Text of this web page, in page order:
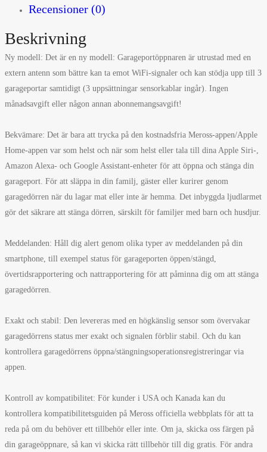
Recensioner (0)
Beskrivning
Ny modell: Det är en ny modell: Garageportöppnaren är utrustad med en
extern antenn som bättre kan ta emot WiFi-signaler och kan stödja upp till 3
garageportar samtidigt (3 uppsättningar sensorkablar ingår). Ingen
månadsavgift eller någon annan abonnemangsavgift!
Bekvämare: Det är bara att trycka på den kostnadsfria Meross-appen/Apple
Home-appen var som helst och när som helst eller tala till dina Apple Siri-,
Amazon Alexa- och Google Assistant-enheter för att öppna och stänga din
garageport. För att släppa in din familj, gäster eller kurirer genom
garagedörren när du lagar mat eller inte är hemma. Det inbyggda ljudlarmet
gör det säkrare att stänga dörren, särskilt för familjer med barn och husdjur.
Meddelanden: Håll dig alert genom olika typer av meddelanden på din
smartphone, till exempel status för garageporten öppen/stängd,
övertidsrapportering och nattrapportering för att påminna dig om att stänga
garagedörren.
Exakt och stabil: Den levereras med en högkänslig sensor som övervakar
garagedörrens status mer exakt och signalen förblir stabil. Och du kan
kontrollera garagedörrens öppna/stängningsoperationsregistreringar via
appen.
Kontroll av kompatibilitet: För kunder i USA och Kanada kan du
kontrollera kompatibilitetsguiden på Meross officiella webbplats för att ta
reda på om du behöver ett tillbehör eller inte. Om ja, skicka oss färgen på
din garageöppnare, så kan vi skicka rätt tillbehör till dig gratis. För andra